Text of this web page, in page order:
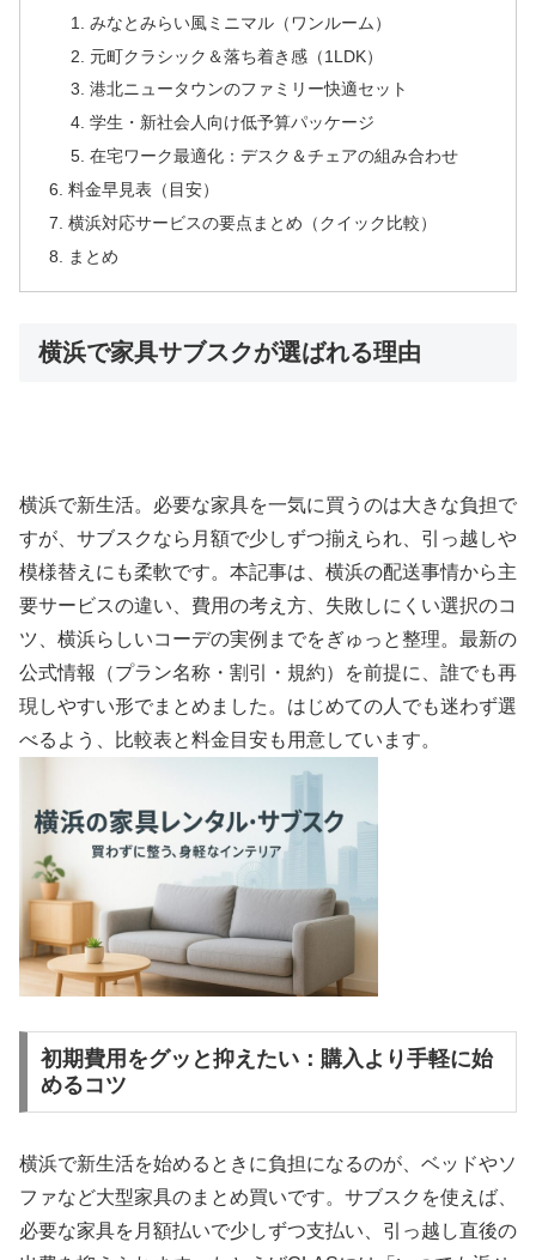
みなとみらい風ミニマル（ワンルーム）
元町クラシック＆落ち着き感（1LDK）
港北ニュータウンのファミリー快適セット
学生・新社会人向け低予算パッケージ
在宅ワーク最適化：デスク＆チェアの組み合わせ
料金早見表（目安）
横浜対応サービスの要点まとめ（クイック比較）
まとめ
横浜で家具サブスクが選ばれる理由
横浜で新生活。必要な家具を一気に買うのは大きな負担で
すが、サブスクなら月額で少しずつ揃えられ、引っ越しや
模様替えにも柔軟です。本記事は、横浜の配送事情から主
要サービスの違い、費用の考え方、失敗しにくい選択のコ
ツ、横浜らしいコーデの実例までをぎゅっと整理。最新の
公式情報（プラン名称・割引・規約）を前提に、誰でも再
現しやすい形でまとめました。はじめての人でも迷わず選
べるよう、比較表と料金目安も用意しています。
初期費用をグッと抑えたい：購入より手軽に始
めるコツ
横浜で新生活を始めるときに負担になるのが、ベッドやソ
ファなど大型家具のまとめ買いです。サブスクを使えば、
必要な家具を月額払いで少しずつ支払い、引っ越し直後の